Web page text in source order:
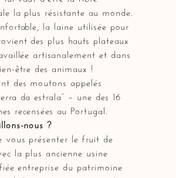
la plus résistante au monde.
la laine utilisée pour
des plus hauts plateaux
artisanalement et dans
être des animaux !
des moutons appelés
da estrala” – une des 16
recensées au Portugal.
nous ?
vous présenter le fruit de
la plus ancienne usine
entreprise du patrimoine